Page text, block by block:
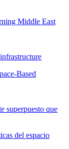
Middle East
Based
del espacio